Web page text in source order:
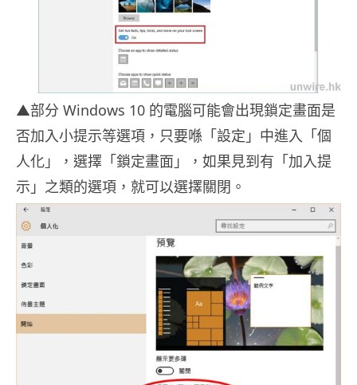
▲部分 Windows 10 的電腦可能會出現鎖定畫面是
否加入小提示等選項，只要喺「設定」中進入「個
人化」，選擇「鎖定畫面」，如果見到有「加入提
示」之類的選項，就可以選擇關閉。